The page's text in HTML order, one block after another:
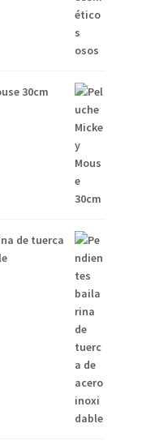
30cm
de tuerca